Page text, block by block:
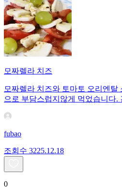
모짜렐라 치즈
모짜렐라 치즈와 토마토 오리엔탈
으로 부담스럽지않게 먹었습니다.
fubao
조회수 3225.12.18
0